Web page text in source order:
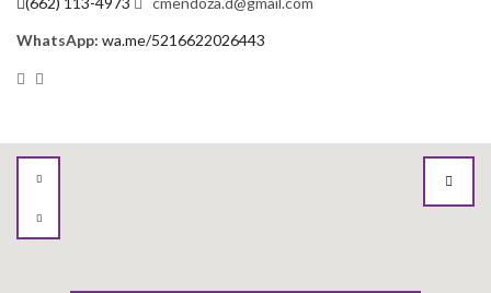
WhatsApp: wa.me/5216622026443